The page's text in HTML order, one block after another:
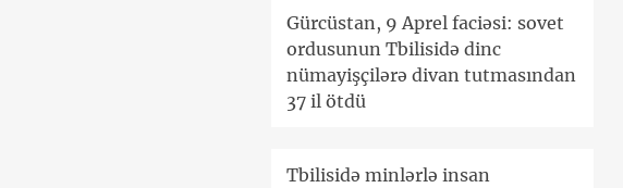
Gürcüstan, 9 Aprel faciəsi: sovet
ordusunun Tbilisidə dinc
nümayişçilərə divan tutmasından
37 il ötdü
Tbilisidə minlərlə insan